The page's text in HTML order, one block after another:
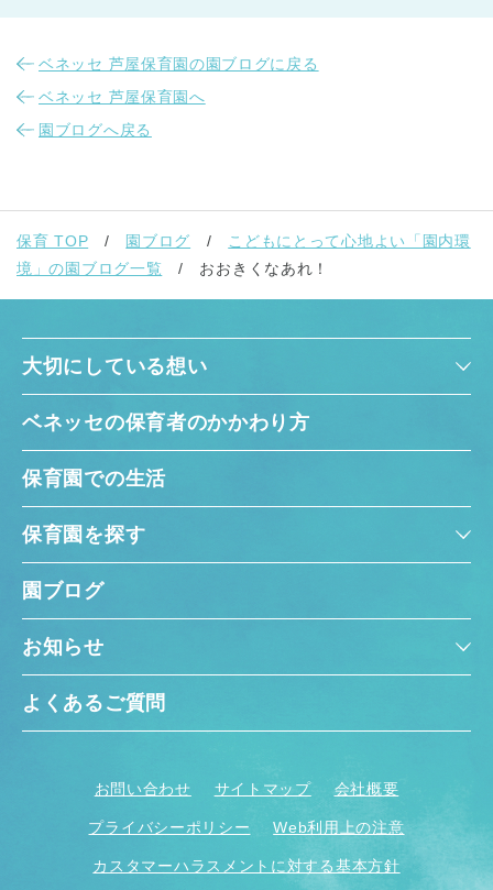
ベネッセ 芦屋保育園の園ブログに戻る
ベネッセ 芦屋保育園へ
園ブログへ戻る
保育 TOP 園ブログ
こどもにとって心地よい「園内環
境」の園ブログ一覧
おおきくなあれ！
大切にしている想い
ベネッセの保育者のかかわり方
保育園での生活
保育園を探す
園ブログ
お知らせ
よくあるご質問
お問い合わせ サイトマップ 会社概要
プライバシーポリシー Web利用上の注意
カスタマーハラスメントに対する基本方針